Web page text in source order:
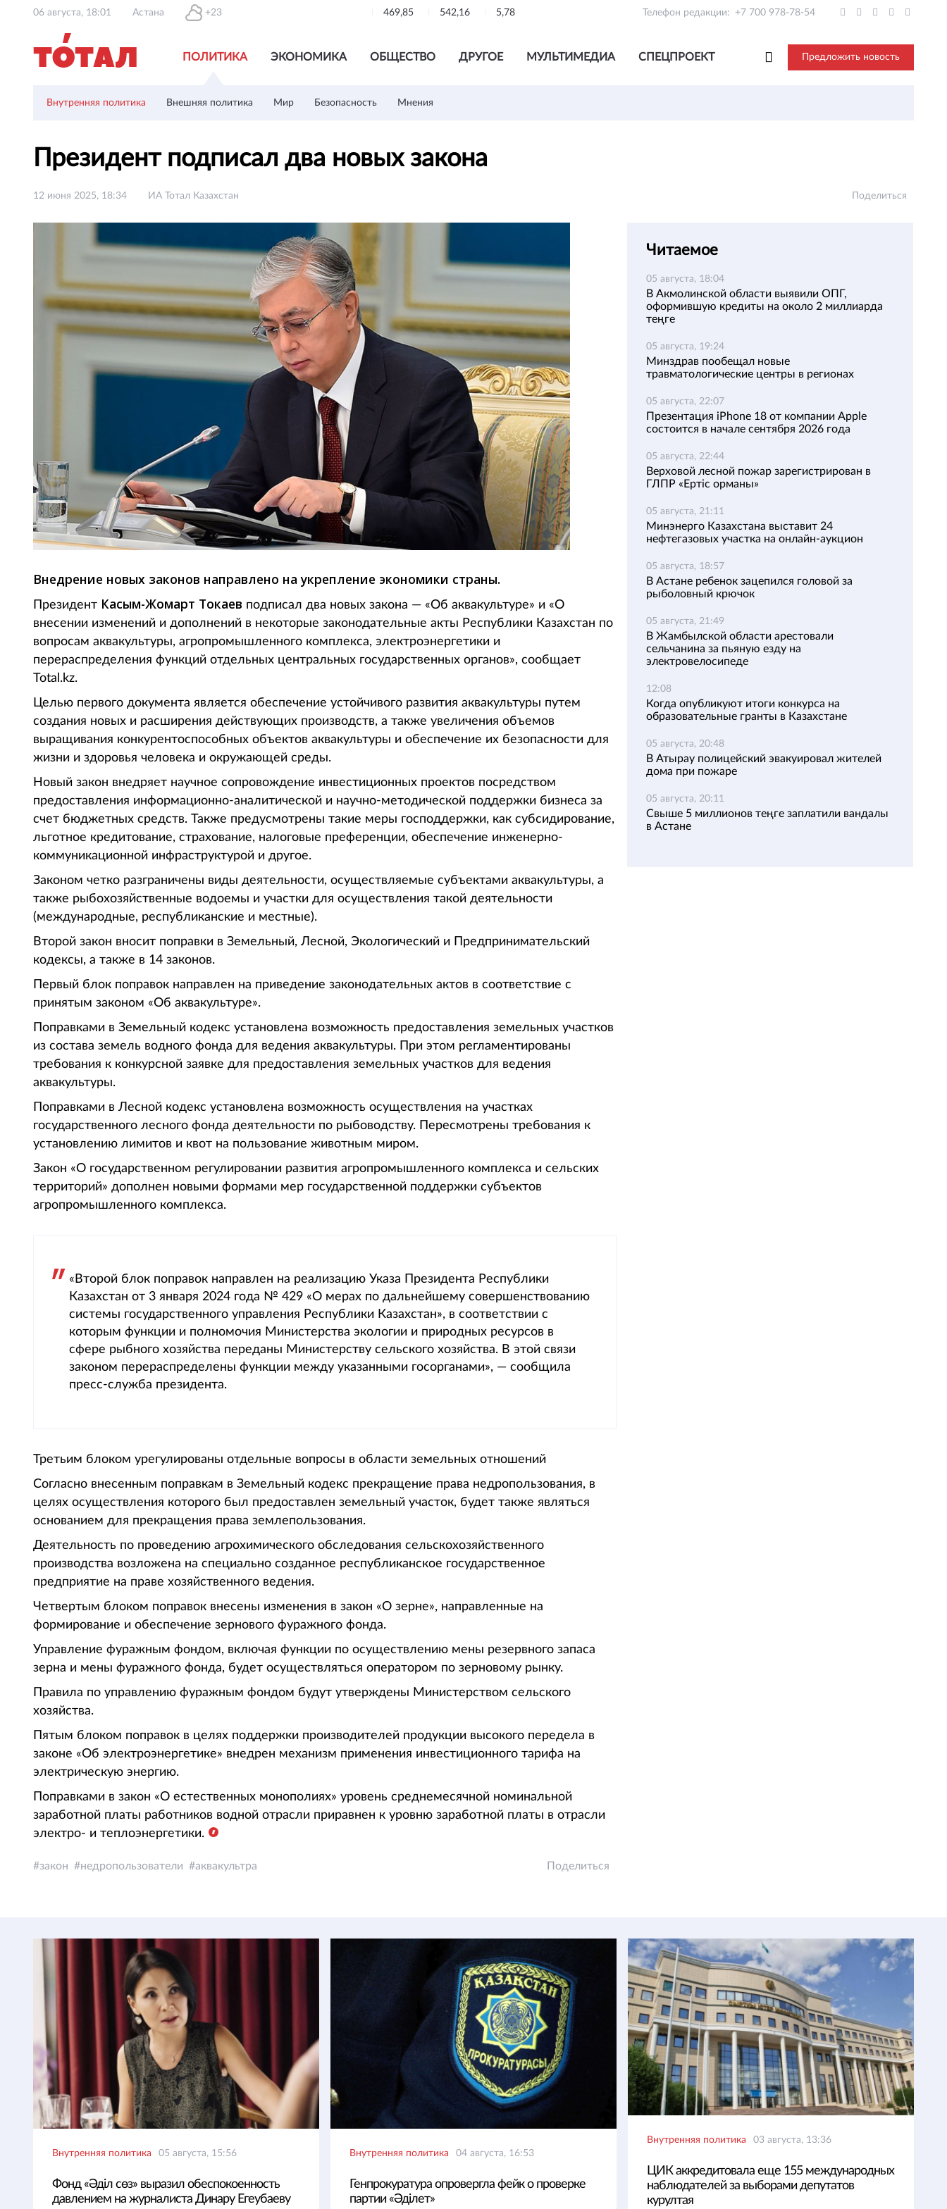
06 августа, 18:01 Астана +23 469,85 542,16 5,78 Телефон редакции: +7 700 978-78-54
ПОЛИТИКА ЭКОНОМИКА ОБЩЕСТВО ДРУГОЕ МУЛЬТИМЕДИА СПЕЦПРОЕКТ Предложить новость
Внутренняя политика Внешняя политика Мир Безопасность Мнения
Президент подписал два новых закона
12 июня 2025, 18:34 ИА Тотал Казахстан Поделиться
Внедрение новых законов направлено на укрепление экономики страны.
Президент Касым-Жомарт Токаев подписал два новых закона — «Об аквакультуре» и «О
внесении изменений и дополнений в некоторые законодательные акты Республики Казахстан по
вопросам аквакультуры, агропромышленного комплекса, электроэнергетики и
перераспределения функций отдельных центральных государственных органов», сообщает
Total.kz.
Целью первого документа является обеспечение устойчивого развития аквакультуры путем
создания новых и расширения действующих производств, а также увеличения объемов
выращивания конкурентоспособных объектов аквакультуры и обеспечение их безопасности для
жизни и здоровья человека и окружающей среды.
Новый закон внедряет научное сопровождение инвестиционных проектов посредством
предоставления информационно-аналитической и научно-методической поддержки бизнеса за
счет бюджетных средств. Также предусмотрены такие меры господдержки, как субсидирование,
льготное кредитование, страхование, налоговые преференции, обеспечение инженерно-
коммуникационной инфраструктурой и другое.
Законом четко разграничены виды деятельности, осуществляемые субъектами аквакультуры, а
также рыбохозяйственные водоемы и участки для осуществления такой деятельности
(международные, республиканские и местные).
Второй закон вносит поправки в Земельный, Лесной, Экологический и Предпринимательский
кодексы, а также в 14 законов.
Первый блок поправок направлен на приведение законодательных актов в соответствие с
принятым законом «Об аквакультуре».
Поправками в Земельный кодекс установлена возможность предоставления земельных участков
из состава земель водного фонда для ведения аквакультуры. При этом регламентированы
требования к конкурсной заявке для предоставления земельных участков для ведения
аквакультуры.
Поправками в Лесной кодекс установлена возможность осуществления на участках
государственного лесного фонда деятельности по рыбоводству. Пересмотрены требования к
установлению лимитов и квот на пользование животным миром.
Закон «О государственном регулировании развития агропромышленного комплекса и сельских
территорий» дополнен новыми формами мер государственной поддержки субъектов
агропромышленного комплекса.
«Второй блок поправок направлен на реализацию Указа Президента Республики
Казахстан от 3 января 2024 года № 429 «О мерах по дальнейшему совершенствованию
системы государственного управления Республики Казахстан», в соответствии с
которым функции и полномочия Министерства экологии и природных ресурсов в
сфере рыбного хозяйства переданы Министерству сельского хозяйства. В этой связи
законом перераспределены функции между указанными госорганами», — сообщила
пресс-служба президента.
Третьим блоком урегулированы отдельные вопросы в области земельных отношений
Согласно внесенным поправкам в Земельный кодекс прекращение права недропользования, в
целях осуществления которого был предоставлен земельный участок, будет также являться
основанием для прекращения права землепользования.
Деятельность по проведению агрохимического обследования сельскохозяйственного
производства возложена на специально созданное республиканское государственное
предприятие на праве хозяйственного ведения.
Четвертым блоком поправок внесены изменения в закон «О зерне», направленные на
формирование и обеспечение зернового фуражного фонда.
Управление фуражным фондом, включая функции по осуществлению мены резервного запаса
зерна и мены фуражного фонда, будет осуществляться оператором по зерновому рынку.
Правила по управлению фуражным фондом будут утверждены Министерством сельского
хозяйства.
Пятым блоком поправок в целях поддержки производителей продукции высокого передела в
законе «Об электроэнергетике» внедрен механизм применения инвестиционного тарифа на
электрическую энергию.
Поправками в закон «О естественных монополиях» уровень среднемесячной номинальной
заработной платы работников водной отрасли приравнен к уровню заработной платы в отрасли
электро- и теплоэнергетики.
закон недропользователи аквакультра Поделиться
Читаемое
05 августа, 18:04
В Акмолинской области выявили ОПГ,
оформившую кредиты на около 2 миллиарда
теңге
05 августа, 19:24
Минздрав пообещал новые
травматологические центры в регионах
05 августа, 22:07
Презентация iPhone 18 от компании Apple
состоится в начале сентября 2026 года
05 августа, 22:44
Верховой лесной пожар зарегистрирован в
ГЛПР «Ертіс орманы»
05 августа, 21:11
Минэнерго Казахстана выставит 24
нефтегазовых участка на онлайн-аукцион
05 августа, 18:57
В Астане ребенок зацепился головой за
рыболовный крючок
05 августа, 21:49
В Жамбылской области арестовали
сельчанина за пьяную езду на
электровелосипеде
12:08
Когда опубликуют итоги конкурса на
образовательные гранты в Казахстане
05 августа, 20:48
В Атырау полицейский эвакуировал жителей
дома при пожаре
05 августа, 20:11
Свыше 5 миллионов теңге заплатили вандалы
в Астане
Внутренняя политика 05 августа, 15:56
Фонд «Әділ сөз» выразил обеспокоенность
давлением на журналиста Динару Егеубаеву
Внутренняя политика 04 августа, 16:53
Генпрокуратура опровергла фейк о проверке
партии «Әділет»
Внутренняя политика 03 августа, 13:36
ЦИК аккредитовала еще 155 международных
наблюдателей за выборами депутатов
курултая